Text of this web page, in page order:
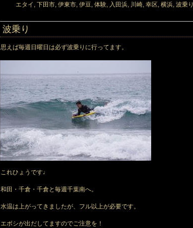
エタイ , 下田市, 伊東市, 伊豆, 体験, 入田浜, 川崎, 幸区, 横浜, 波乗り
波乗り
思えば毎週日曜日は必ず波乗りに行ってます。
これひょうです♩
和田・千倉・千倉と毎週千葉南へ。
水温は上がってきましたが、フル以上が必要です。
エボシが出だしてますのでご注意を！